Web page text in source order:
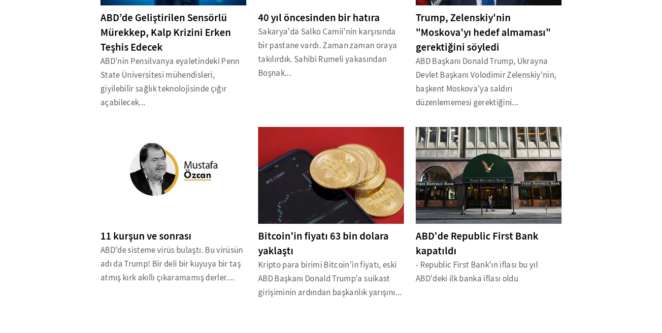
ABD’de Geliştirilen Sensörlü
Mürekkep, Kalp Krizini Erken
Teşhis Edecek
ABD’nin Pensilvanya eyaletindeki Penn
State Üniversitesi mühendisleri,
giyilebilir sağlık teknolojisinde çığır
açabilecek...
40 yıl öncesinden bir hatıra
Sakarya'da Salko Camii'nin karşısında
bir pastane vardı. Zaman zaman oraya
takılırdık. Sahibi Rumeli yakasından
Boşnak...
Trump, Zelenskiy'nin
"Moskova'yı hedef almaması"
gerektiğini söyledi
ABD Başkanı Donald Trump, Ukrayna
Devlet Başkanı Volodimir Zelenskiy'nin,
başkent Moskova'ya saldırı
düzenlememesi gerektiğini...
11 kurşun ve sonrası
ABD'de sisteme virüs bulaştı. Bu virüsün
adı da Trump! Bir deli bir kuyuya bir taş
atmış kırk akıllı çıkaramamış derler....
Bitcoin'in fiyatı 63 bin dolara
yaklaştı
Kripto para birimi Bitcoin'in fiyatı, eski
ABD Başkanı Donald Trump'a suikast
girişiminin ardından başkanlık yarışını...
ABD'de Republic First Bank
kapatıldı
- Republic First Bank'ın iflası bu yıl
ABD'deki ilk banka iflası oldu